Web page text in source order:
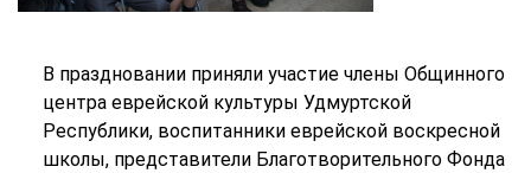
В праздновании приняли участие члены Общинного
центра еврейской культуры Удмуртской
Республики, воспитанники еврейской воскресной
школы, представители Благотворительного Фонда